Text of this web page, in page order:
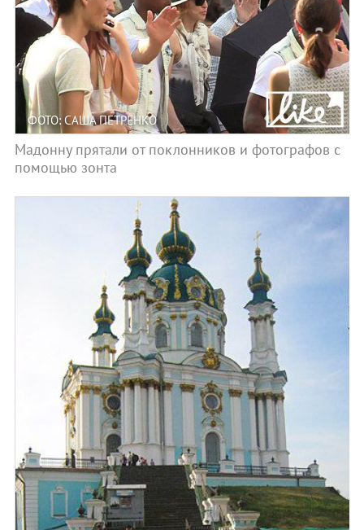
ФОТО: САША ПЕТРЕНКО
Мадонну прятали от поклонников и фотографов с
помощью зонта